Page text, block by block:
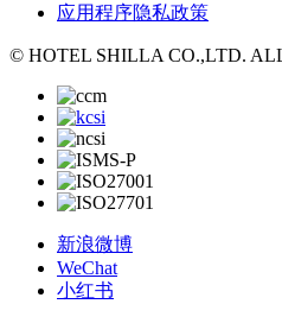
应用程序隐私政策
© HOTEL SHILLA CO.,LTD.
新浪微博
WeChat
小红书